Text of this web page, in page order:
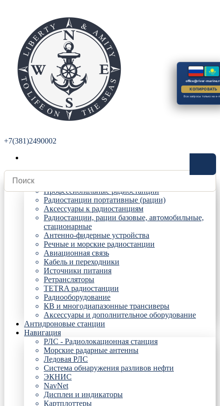
+7(381)2490002
Радиостанции
Профессиональные радиостанции
Радиостанции портативные (рации)
Аксессуары к радиостанциям
Радиостанции, рации базовые, автомобильные,
стационарные
Антенно-фидерные устройства
Речные и морские радиостанции
Авиационная связь
Кабель и переходники
Источники питания
Ретрансляторы
TETRA радиостанции
Радиооборудование
КВ и многодиапазонные трансиверы
Аксессуары и дополнительное оборудование
Антидроновые станции
Навигация
РЛС - Радиолокационная станция
Морские радарные антенны
Ледовая РЛС
Система обнаружения разливов нефти
ЭКНИС
NavNet
Дисплеи и индикаторы
Картплоттеры
office@river-
КОПИРОВАТЬ
Все запросы только на e-